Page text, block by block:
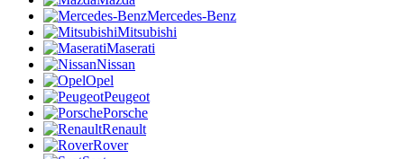
Mercedes-Benz
Mitsubishi
Maserati
Nissan
Opel
Peugeot
Porsche
Renault
Rover